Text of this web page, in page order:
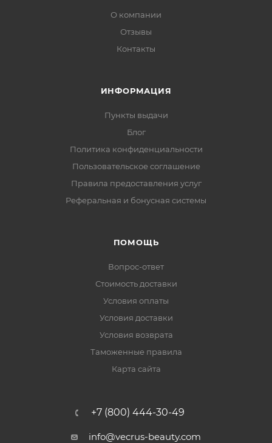
О компании
Отзывы
Контакты
ИНФОРМАЦИЯ
Пункты выдачи
Блог
Политика конфиденциальности
Пользовательское соглашение
Правила предоставления услуг
Реферальная и бонусная системы
ПОМОЩЬ
Вопрос-ответ
Стоимость доставки
Условия оплаты
Условия доставки
Условия возврата
Таможенные правила
Карта сайта
+7 (800) 444-30-49
info@vecrus-beauty.com